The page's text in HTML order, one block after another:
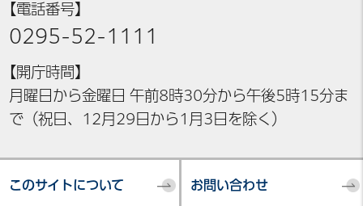
【電話番号】
0295-52-1111
【開庁時間】
月曜日から金曜日 午前8時30分から午後5時15分ま
で（祝日、12月29日から1月3日を除く）
このサイトについて お問い合わせ